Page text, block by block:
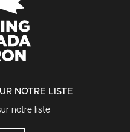
NOTRE LISTE
notre liste